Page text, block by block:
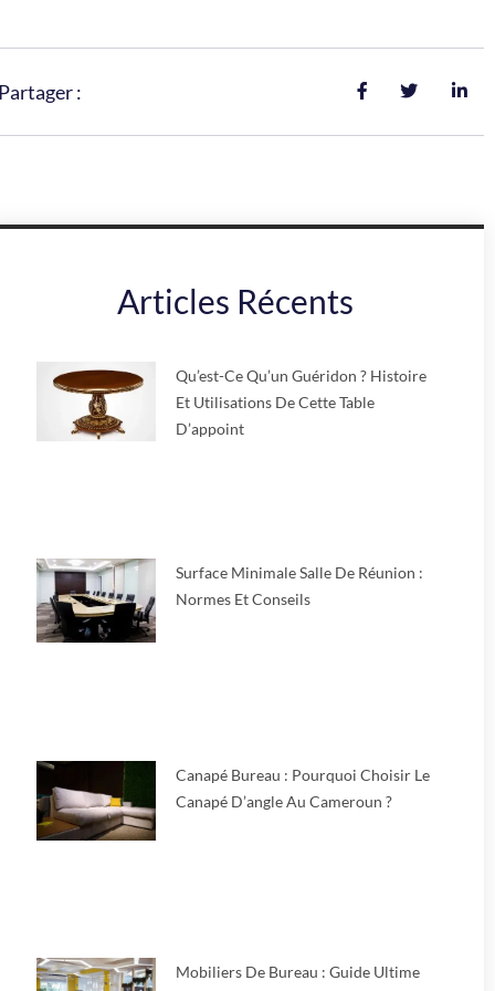
:
Articles Récents
Qu’est-Ce Qu’un Guéridon ? Histoire
Et Utilisations De Cette Table
D’appoint
Surface Minimale Salle De Réunion :
Normes Et Conseils
Canapé Bureau : Pourquoi Choisir Le
Canapé D’angle Au Cameroun ?
Mobiliers De Bureau : Guide Ultime